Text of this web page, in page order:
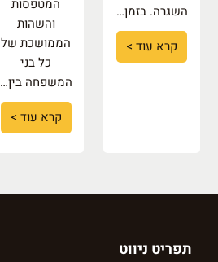
השגרה. בזמן…
קרא עוד >
המטפסות
והשהות
הממושכת של
כל בני
המשפחה בין…
קרא עוד >
תפריט ניווט